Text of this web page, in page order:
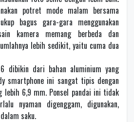
potret mode malam bersama
bagus gara-gara menggunakan
kamera memang berbeda dan
lebih sedikit, yaitu cuma dua
dibikin dari bahan aluminium yang
smartphone ini sangat tipis dengan
lebih 6,9 mm. Ponsel pandai ini tidak
nyaman digenggam, digunakan,
saku.